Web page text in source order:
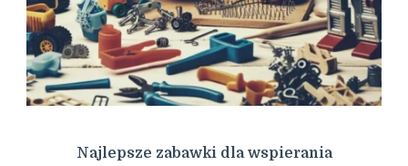
Najlepsze zabawki dla wspierania